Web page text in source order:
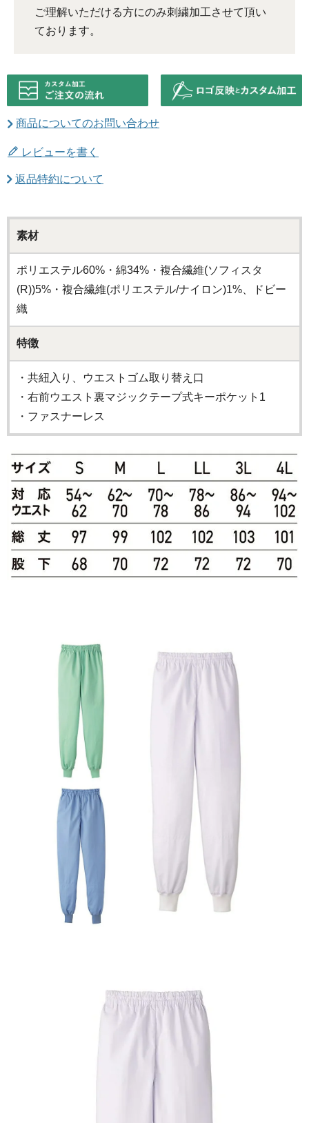
ご理解いただける方にのみ刺繍加工させて頂い
ております。
商品についてのお問い合わせ
レビューを書く
返品特約について
素材
ポリエステル60%・綿34%・複合繊維(ソフィスタ
(R))5%・複合繊維(ポリエステル/ナイロン)1%、ドビー
織
特徴
・共紐入り、ウエストゴム取り替え口
・右前ウエスト裏マジックテープ式キーポケット1
・ファスナーレス